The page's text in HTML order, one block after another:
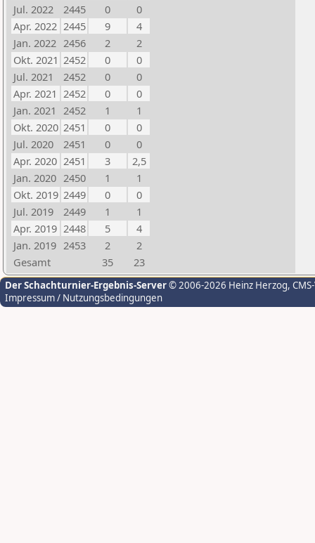
Jul. 2022
2445 0
0
Apr. 2022 2445 9
4
Jan. 2022 2456 2
2
Okt. 2021 2452 0
0
Jul. 2021
2452 0
0
Apr. 2021 2452 0
0
Jan. 2021 2452 1
1
Okt. 2020 2451 0
0
Jul. 2020
2451 0
0
Apr. 2020 2451 3
2,5
Jan. 2020 2450 1
1
Okt. 2019 2449 0
0
Jul. 2019
2449 1
1
Apr. 2019 2448 5
4
Jan. 2019 2453 2
2
Gesamt
35 23
Der Schachturnier-Ergebnis-Server© 2006-2026 Heinz Herzog,
Impressum / Nutzungsbedingungen